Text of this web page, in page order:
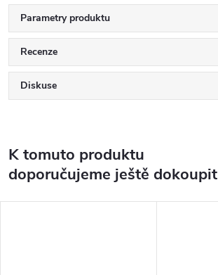
Parametry produktu
Recenze
Diskuse
K tomuto produktu
doporučujeme ještě dokoupit